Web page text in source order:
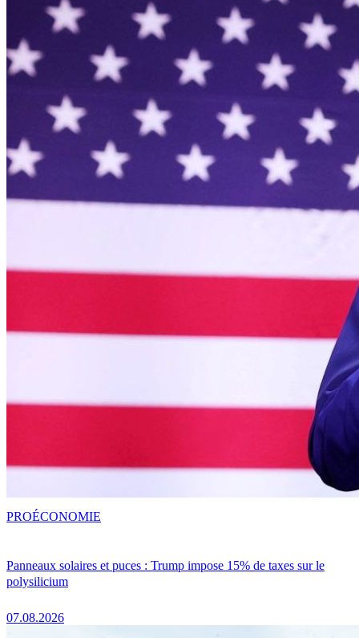
Panneaux solaires et puces : Trump impose 15% de taxes sur le
polysilicium
07.08.2026
PROÉCONOMIE